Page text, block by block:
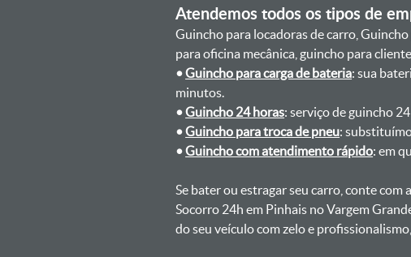
Atendemos todos os tipos de
Guincho para locadoras de carro,
para oficina mecânica, guincho para
•Guincho para carga de bateria: sua
minutos.
•Guincho 24 horas: serviço de guincho
•Guincho para troca de pneu:
•Guincho com atendimento rápido: em
Se bater ou estragar seu carro, conte
Socorro 24h em Pinhais no Vargem
do seu veículo com zelo e